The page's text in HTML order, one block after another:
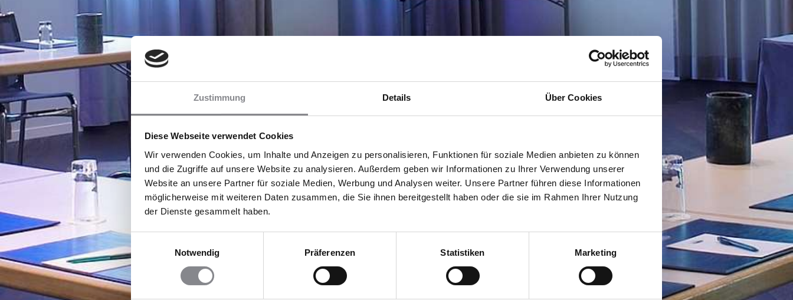
Zustimmung Details Über Cookies
Diese Webseite verwendet Cookies
Wir verwenden Cookies, um Inhalte und Anzeigen zu personalisieren, Funktionen für soziale Medien anbieten zu können
und die Zugriffe auf unsere Website zu analysieren. Außerdem geben wir Informationen zu Ihrer Verwendung unserer
Website an unsere Partner für soziale Medien, Werbung und Analysen weiter. Unsere Partner führen diese Informationen
möglicherweise mit weiteren Daten zusammen, die Sie ihnen bereitgestellt haben oder die sie im Rahmen Ihrer Nutzung
der Dienste gesammelt haben.
Einwilligungsauswahl
Notwendig
Präferenzen Statistiken Marketing